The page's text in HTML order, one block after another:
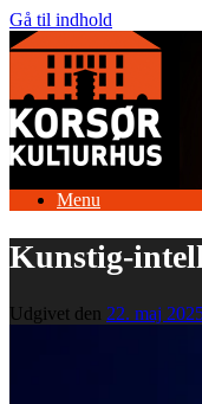
Gå til indhold
Menu
Kunstig-
Udgivet den 22. maj